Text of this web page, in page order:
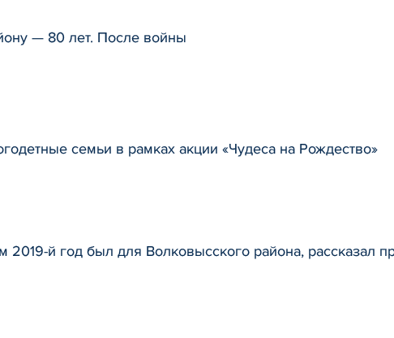
— 80 лет. После войны
семьи в рамках акции «Чудеса на Рождество»
й год был для Волковысского района, рассказал